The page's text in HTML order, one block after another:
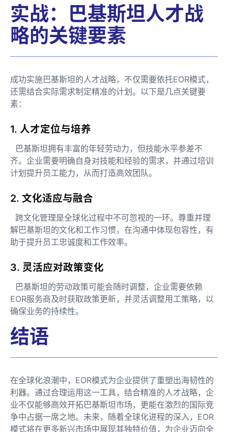
实战：巴基斯坦人才战
略的关键要素
成功实施巴基斯坦的人才战略，不仅需要依托EOR模式，
还需结合实际需求制定精准的计划。以下是几点关键要
素：
1. 人才定位与培养
巴基斯坦拥有丰富的年轻劳动力，但技能水平参差不
齐。企业需要明确自身对技能和经验的需求，并通过培训
计划提升员工能力，从而打造高效团队。
2. 文化适应与融合
跨文化管理是全球化过程中不可忽视的一环。尊重并理
解巴基斯坦的文化和工作习惯，在沟通中体现包容性，有
助于提升员工忠诚度和工作效率。
3. 灵活应对政策变化
巴基斯坦的劳动政策可能会随时调整，企业需要依赖
EOR服务商及时获取政策更新，并灵活调整用工策略，以
确保业务的持续性。
结语
在全球化浪潮中，EOR模式为企业提供了重塑出海韧性的
利器。通过合理运用这一工具，结合精准的人才战略，企
业不仅能够高效开拓巴基斯坦市场，更能在激烈的国际竞
争中占据一席之地。未来，随着全球化进程的深入，EOR
模式将在更多新兴市场中展现其独特价值，为企业迈向全